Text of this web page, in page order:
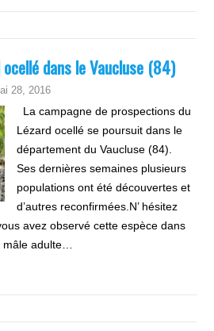
dans le Vaucluse (84)
28, 2016
La campagne de prospections du
Lézard ocellé se poursuit dans le
département du Vaucluse (84).
Ses dernières semaines plusieurs
populations ont été découvertes et
d’autres reconfirmées.N’ hésitez
avez observé cette espèce dans
mâle adulte…